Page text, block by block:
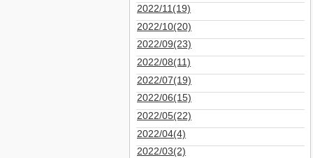
2022/11(19)
2022/10(20)
2022/09(23)
2022/08(11)
2022/07(19)
2022/06(15)
2022/05(22)
2022/04(4)
2022/03(2)